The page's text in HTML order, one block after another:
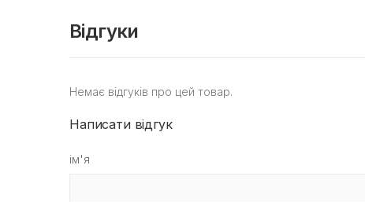
Відгуки
Немає відгуків про цей товар.
Написати відгук
ім'я